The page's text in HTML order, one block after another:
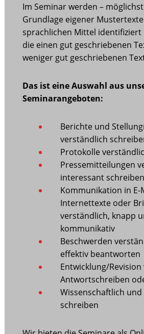
Im Seminar werden –
Grundlage eigener
sprachlichen Mittel identifiziert
die einen gut geschriebenen
weniger gut geschriebenen
Das ist eine Auswahl aus
Seminarangeboten:
Berichte und
verständlich
Protokolle
Pressemitteilungen
interessant schreiben
Kommunikation in E-
Internettexte oder
verständlich, knapp
kommunikativ
Beschwerden
effektiv beantworten
Entwicklung/
Antwortschreiben
Wissenschaftlich
schreiben